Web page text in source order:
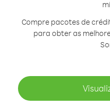
Compre pacotes de
para obter as